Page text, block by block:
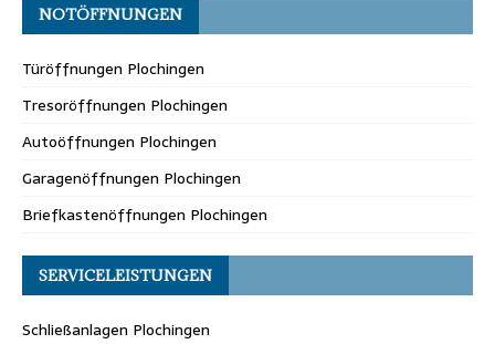
NOTÖFFNUNGEN
Türöffnungen Plochingen
Tresoröffnungen Plochingen
Autoöffnungen Plochingen
Garagenöffnungen Plochingen
Briefkastenöffnungen Plochingen
SERVICELEISTUNGEN
Schließanlagen Plochingen